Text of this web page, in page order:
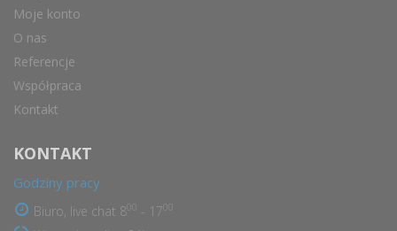
Moje konto
O nas
Referencje
Współpraca
Kontakt
KONTAKT
Godziny pracy
Biuro, live chat 8 - 17